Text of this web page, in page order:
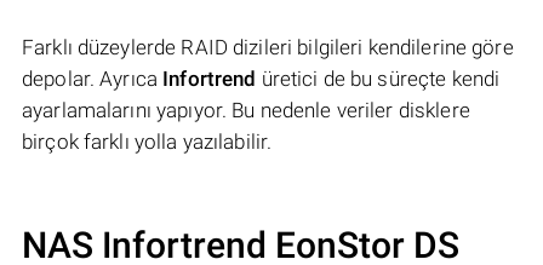
Farklı düzeylerde RAID dizileri bilgileri kendilerine göre
depolar. Ayrıca Infortrend üretici de bu süreçte kendi
ayarlamalarını yapıyor. Bu nedenle veriler disklere
birçok farklı yolla yazılabilir.
NAS Infortrend EonStor DS